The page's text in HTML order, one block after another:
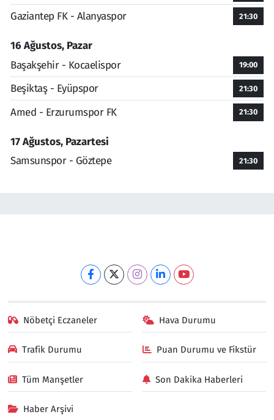
Gaziantep FK - Alanyaspor 21:30
16 Ağustos, Pazar
Başakşehir - Kocaelispor
19:00
Beşiktaş - Eyüpspor 21:30
Amed - Erzurumspor FK 21:30
17 Ağustos, Pazartesi
Samsunspor - Göztepe
21:30
Nöbetçi Eczaneler Hava Durumu
Trafik Durumu Puan Durumu ve Fikstür
Tüm Manşetler Son Dakika Haberleri
Haber Arşivi